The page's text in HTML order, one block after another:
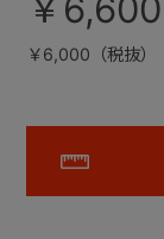
￥6,600
￥6,000（税抜）